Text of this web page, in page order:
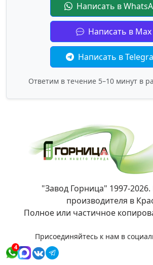
Написать в
Написать в Max
Написать в
Ответим в течение 5–10 минут в
"Завод Горница" 1997-
производителя в
Полное или частичное
Присоединяйтесь к нам в
4